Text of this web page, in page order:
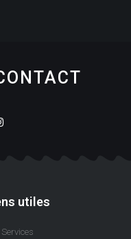
utiles